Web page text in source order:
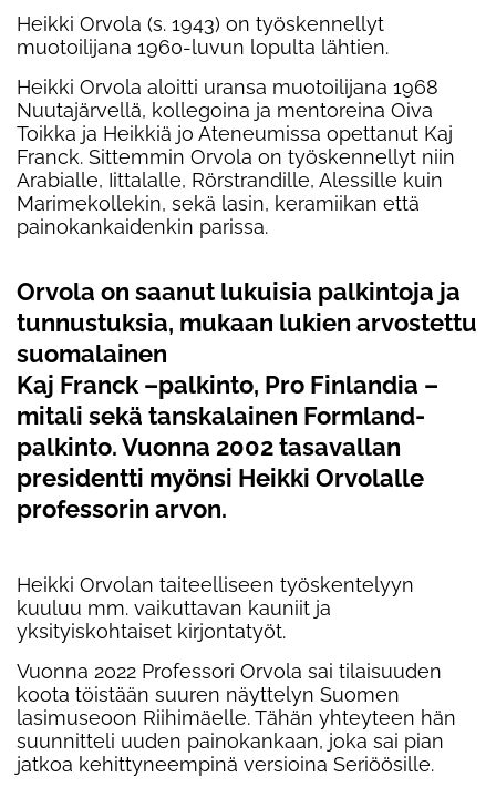
Heikki Orvola (s. 1943) on työskennellyt
muotoilijana 1960-luvun lopulta lähtien.
Heikki Orvola aloitti uransa muotoilijana 1968
Nuutajärvellä, kollegoina ja mentoreina Oiva
Toikka ja Heikkiä jo Ateneumissa opettanut Kaj
Franck. Sittemmin Orvola on työskennellyt niin
Arabialle, Iittalalle, Rörstrandille, Alessille kuin
Marimekollekin, sekä lasin, keramiikan että
painokankaidenkin parissa.
Orvola on saanut lukuisia palkintoja ja
tunnustuksia, mukaan lukien arvostettu
suomalainen
Kaj Franck –palkinto, Pro Finlandia –
mitali sekä tanskalainen Formland-
palkinto. Vuonna 2002 tasavallan
presidentti myönsi Heikki Orvolalle
professorin arvon.
Heikki Orvolan taiteelliseen työskentelyyn
kuuluu mm. vaikuttavan kauniit ja
yksityiskohtaiset kirjontatyöt.
Vuonna 2022 Professori Orvola sai tilaisuuden
koota töistään suuren näyttelyn Suomen
lasimuseoon Riihimäelle. Tähän yhteyteen hän
suunnitteli uuden painokankaan, joka sai pian
jatkoa kehittyneempinä versioina Seriöösille.